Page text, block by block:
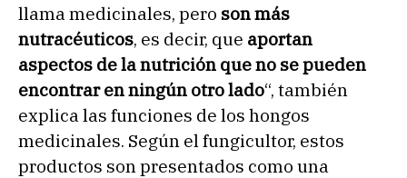
llama medicinales, pero son más
nutracéuticos, es decir, que aportan
aspectos de la nutrición que no se pueden
encontrar en ningún otro lado“, también
explica las funciones de los hongos
medicinales. Según el fungicultor, estos
productos son presentados como una